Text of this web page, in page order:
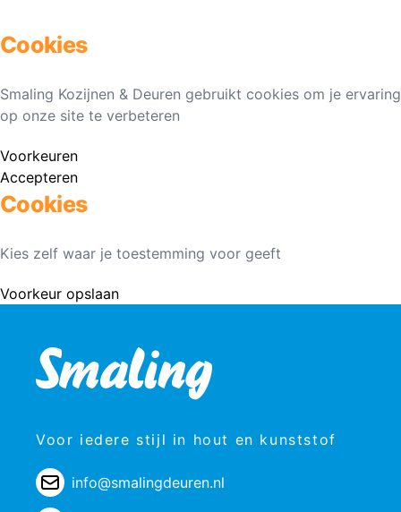
Cookies
Smaling Kozijnen & Deuren gebruikt cookies om je ervaring
op onze site te verbeteren
Voorkeuren
Accepteren
Cookies
Kies zelf waar je toestemming voor geeft
Voorkeur opslaan
Voor iedere stijl in hout en kunststof
info@smalingdeuren.nl